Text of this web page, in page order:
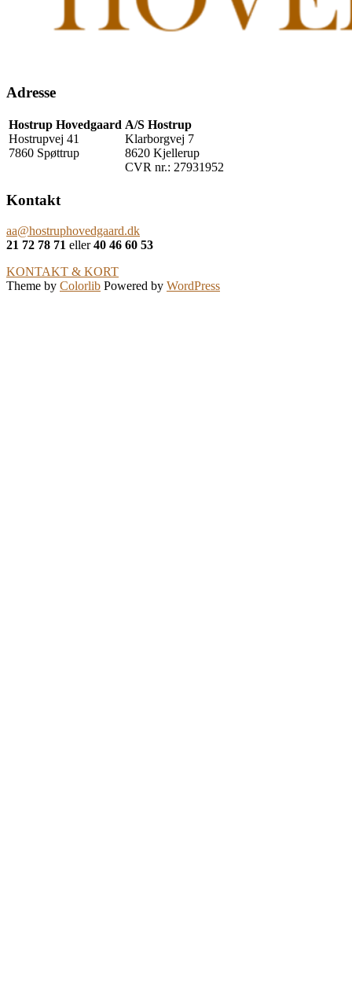
Adresse
Hostrup Hovedgaard
Hostrupvej 41
7860 Spøttrup
A/S Hostrup
Klarborgvej 7
8620 Kjellerup
CVR nr.: 27931952
Kontakt
aa@hostruphovedgaard.dk
21 72 78 71 eller40 46 60 53
KONTAKT & KORT
Theme by Colorlib Powered by WordPress